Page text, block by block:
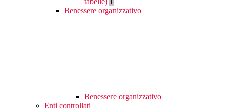
tabelle)
Benessere organizzativo
Benessere organizzativo
Enti controllati